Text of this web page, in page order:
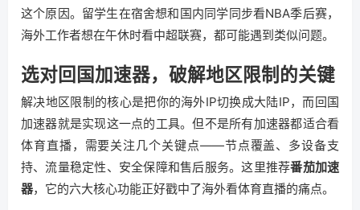
这个原因。留学生在宿舍想和国内同学同步看NBA季后赛，
海外工作者想在午休时看中超联赛，都可能遇到类似问题。
选对回国加速器，破解地区限制的关键
解决地区限制的核心是把你的海外IP切换成大陆IP，而回国
加速器就是实现这一点的工具。但不是所有加速器都适合看
体育直播，需要关注几个关键点——节点覆盖、多设备支
持、流量稳定性、安全保障和售后服务。这里推荐番茄加速
器，它的六大核心功能正好戳中了海外看体育直播的痛点。